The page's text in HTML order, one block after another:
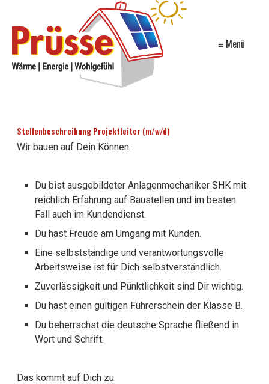
≡ Menü
Stellenbeschreibung Projektleiter (m/w/d)
Wir bauen auf Dein Können:
Du bist ausgebildeter Anlagenmechaniker SHK mit
reichlich Erfahrung auf Baustellen und im besten
Fall auch im Kundendienst.
Du hast Freude am Umgang mit Kunden.
Eine selbstständige und verantwortungsvolle
Arbeitsweise ist für Dich selbstverständlich.
Zuverlässigkeit und Pünktlichkeit sind Dir wichtig.
Du hast einen gültigen Führerschein der Klasse B.
Du beherrschst die deutsche Sprache fließend in
Wort und Schrift.
Das kommt auf Dich zu: